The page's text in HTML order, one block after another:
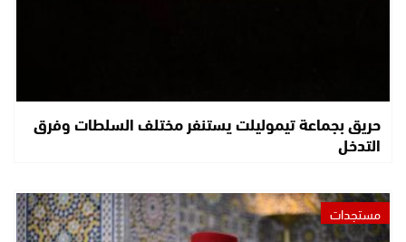
حريق بجماعة تيموليلت يستنفر مختلف السلطات وفرق
التدخل
مستجدات